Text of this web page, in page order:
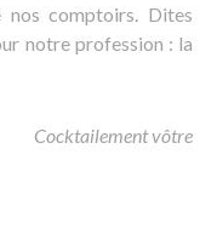
nos comptoirs. Dites
notre profession : la
Cocktailement vôtre